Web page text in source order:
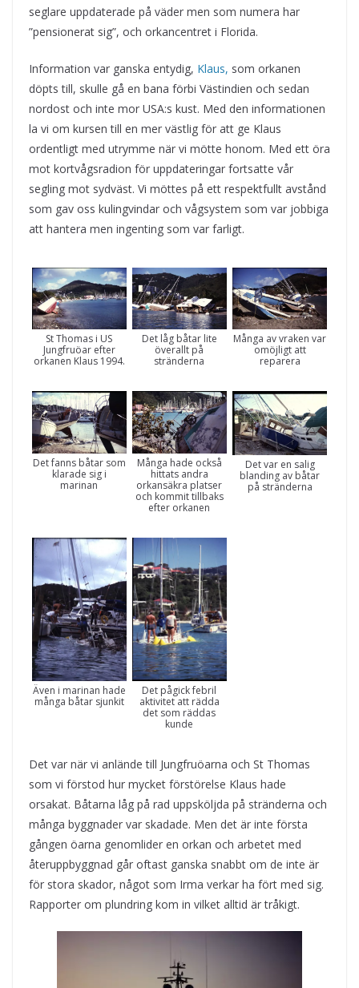
seglare uppdaterade på väder men som numera har
”pensionerat sig”, och orkancentret i Florida.
Information var ganska entydig, Klaus, som orkanen
döpts till, skulle gå en bana förbi Västindien och sedan
nordost och inte mor USA:s kust. Med den informationen
la vi om kursen till en mer västlig för att ge Klaus
ordentligt med utrymme när vi mötte honom. Med ett öra
mot kortvågsradion för uppdateringar fortsatte vår
segling mot sydväst. Vi möttes på ett respektfullt avstånd
som gav oss kulingvindar och vågsystem som var jobbiga
att hantera men ingenting som var farligt.
St Thomas i US
Jungfruöar efter
orkanen Klaus 1994.
Det låg båtar lite
överallt på
stränderna
Många av vraken var
omöjligt att
reparera
Det fanns båtar som
klarade sig i
marinan
Många hade också
hittats andra
orkansäkra platser
och kommit tillbaks
efter orkanen
Det var en salig
blanding av båtar
på stränderna
Även i marinan hade
många båtar sjunkit
Det pågick febril
aktivitet att rädda
det som räddas
kunde
Det var när vi anlände till Jungfruöarna och St Thomas
som vi förstod hur mycket förstörelse Klaus hade
orsakat. Båtarna låg på rad uppsköljda på stränderna och
många byggnader var skadade. Men det är inte första
gången öarna genomlider en orkan och arbetet med
återuppbyggnad går oftast ganska snabbt om de inte är
för stora skador, något som Irma verkar ha fört med sig.
Rapporter om plundring kom in vilket alltid är tråkigt.